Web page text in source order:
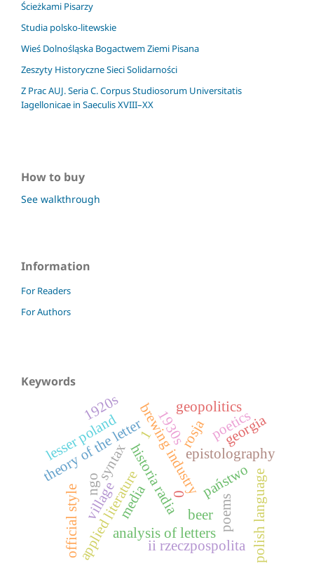
Ścieżkami Pisarzy
Studia polsko-litewskie
Wieś Dolnośląska Bogactwem Ziemi Pisana
Zeszyty Historyczne Sieci Solidarności
Z Prac AUJ. Seria C. Corpus Studiosorum Universitatis
Iagellonicae in Saeculis XVIII–XX
How to buy
See walkthrough
Information
For Readers
For Authors
Keywords
brewing industry
beer
theory of the letter epistolography
applied literatureanalysis of letters
historia radia
ii rzeczpospolita
media
państwo
0
syntax
polish language
rosja
official style village
lesser poland poetics
poems
georgia
1
geopolitics
1920s
1930s
ngo